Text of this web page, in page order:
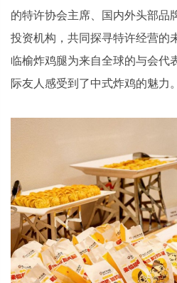
的特许协会主席、国内外头部品
投资机构，共同探寻特许经营的
临榆炸鸡腿为来自全球的与会代
际友人感受到了中式炸鸡的魅力。